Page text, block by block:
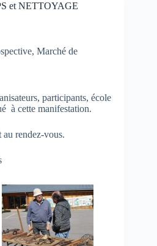
et NETTOYAGE
, Marché de
participants, école
à cette manifestation.
au rendez-vous.